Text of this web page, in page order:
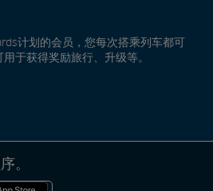
计划的会员，您每次搭乘列车都可
于获得奖励旅行、升级等。
。